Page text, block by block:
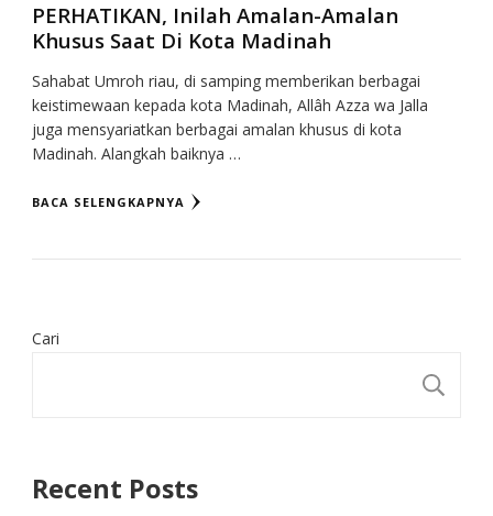
PERHATIKAN, Inilah Amalan-Amalan
Khusus Saat Di Kota Madinah
Sahabat Umroh riau, di samping memberikan berbagai
keistimewaan kepada kota Madinah, Allâh Azza wa Jalla
juga mensyariatkan berbagai amalan khusus di kota
Madinah. Alangkah baiknya …
BACA SELENGKAPNYA
Cari
Recent Posts